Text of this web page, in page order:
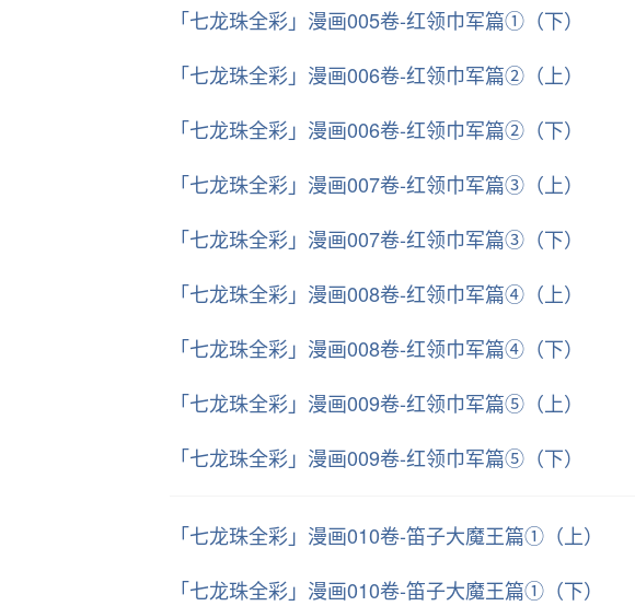
「七龙珠全彩」漫画005卷-红领巾军篇①（下）
「七龙珠全彩」漫画006卷-红领巾军篇②（上）
「七龙珠全彩」漫画006卷-红领巾军篇②（下）
「七龙珠全彩」漫画007卷-红领巾军篇③（上）
「七龙珠全彩」漫画007卷-红领巾军篇③（下）
「七龙珠全彩」漫画008卷-红领巾军篇④（上）
「七龙珠全彩」漫画008卷-红领巾军篇④（下）
「七龙珠全彩」漫画009卷-红领巾军篇⑤（上）
「七龙珠全彩」漫画009卷-红领巾军篇⑤（下）
「七龙珠全彩」漫画010卷-笛子大魔王篇①（上）
「七龙珠全彩」漫画010卷-笛子大魔王篇①（下）